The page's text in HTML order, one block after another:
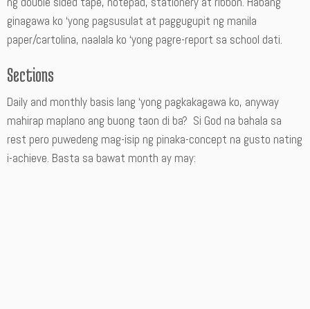
ginagawa ko ‘yong pagsusulat at paggugupit ng manila
paper/cartolina, naalala ko ‘yong pagre-report sa school dati.
Sections
Daily and monthly basis lang ‘yong pagkakagawa ko, anyway
mahirap maplano ang buong taon di ba? Si God na bahala sa
rest pero puwedeng mag-isip ng pinaka-concept na gusto nating
i-achieve. Basta sa bawat month ay may: